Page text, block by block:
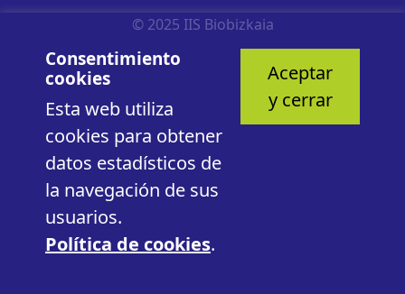
© 2025 IIS Biobizkaia
Consentimiento
cookies
Esta web utiliza
cookies para obtener
datos estadísticos de
la navegación de sus
usuarios.
Política de cookies.
Aceptar
y cerrar